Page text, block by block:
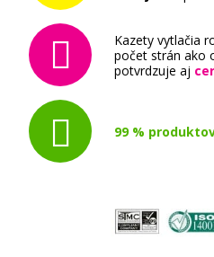
Kazety vytlačia
počet strán ako
potvrdzuje aj
99 %